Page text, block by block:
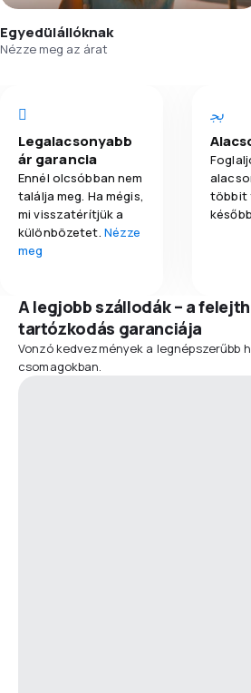
Egyedülállóknak
Nézze meg az árat
Legalacsonyabb
ár garancia
Ennél olcsóbban nem
találja meg. Ha mégis,
mi visszatérítjük a
különbözetet. Nézze
meg
többit
A legjobb szállodák – a
tartózkodás garanciája
Vonzó kedvezmények a legnépszerűbb
csomagokban.